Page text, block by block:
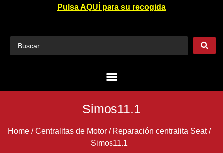
Pulsa AQUÍ para su recogida
Simos11.1
Home /Centralitas de Motor / Reparación centralita Seat/
Simos11.1